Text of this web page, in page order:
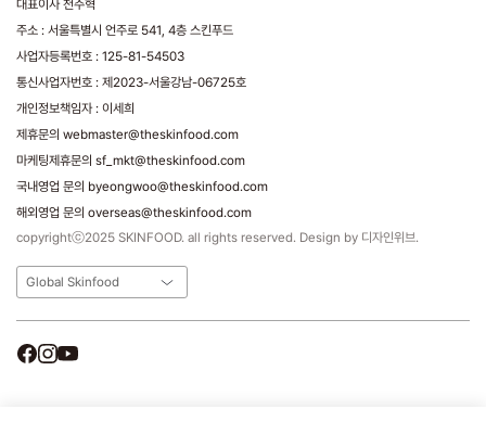
대표이사 천주혁
주소 : 서울특별시 언주로 541, 4층 스킨푸드
사업자등록번호 : 125-81-54503
통신사업자번호 : 제2023-서울강남-06725호
개인정보책임자 : 이세희
제휴문의 webmaster@theskinfood.com
마케팅제휴문의 sf_mkt@theskinfood.com
국내영업 문의 byeongwoo@theskinfood.com
해외영업 문의 overseas@theskinfood.com
copyrightⓒ2025 SKINFOOD. all rights reserved. Design by 디자인위브.
Global Skinfood